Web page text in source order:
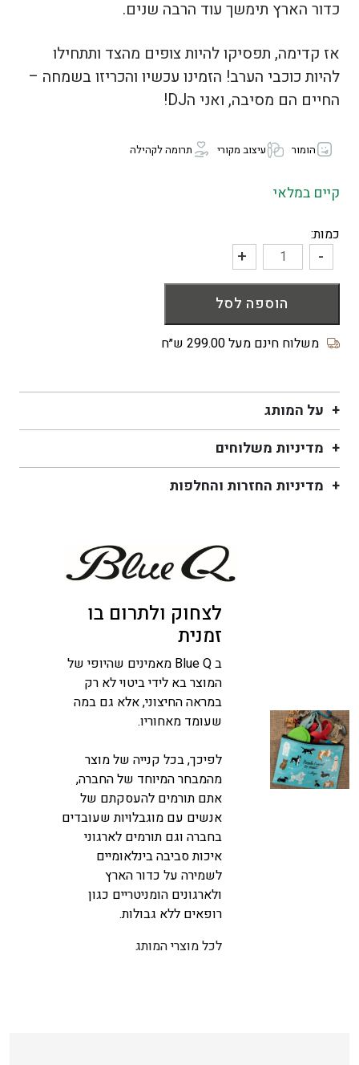
כדור הארץ תימשך עוד הרבה שנים.
אז קדימה, תפסיקו להיות צופים מהצד ותתחילו
להיות כוכבי הערב! הזמינו עכשיו והכריזו בשמחה –
החיים הם מסיבה, ואני הDJ!
הומור עיצוב מקורי תרומה לקהילה
קיים במלאי
כמות:
כמות
של
מטבעות
Hellraiser
-
+
הוספה לסל
משלוח חינם מעל 299.00 ש״ח
על המותג
מדיניות משלוחים
מדיניות החזרות והחלפות
לצחוק ולתרום בו
זמנית
ב Blue Q מאמינים שהיופי של
המוצר בא לידי ביטוי לא רק
במראה החיצוני, אלא גם במה
שעומד מאחוריו.
לפיכך, בכל קנייה של מוצר
מהמבחר המיוחד של החברה,
אתם תורמים להעסקתם של
אנשים עם מוגבלויות שעובדים
בחברה וגם תורמים לארגוני
איכות סביבה בינלאומיים
לשמירה על כדור הארץ
ולארגונים הומניטריים כגון
רופאים ללא גבולות.
לכל מוצרי המותג